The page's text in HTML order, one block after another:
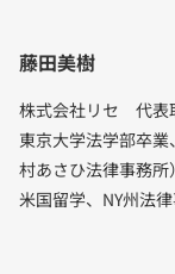
藤田美樹
株式会社リセ 代表
東京大学法学部卒
村あさひ法律事務所
米国留学、NY州法